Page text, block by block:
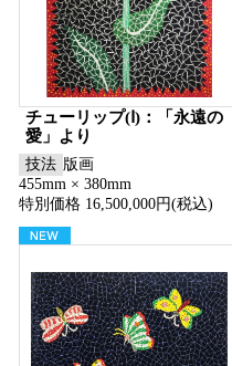
チューリップ(Ⅰ)：「永遠の
愛」より
技法 版画
455mm × 380mm
特別価格 16,500,000円(税込)